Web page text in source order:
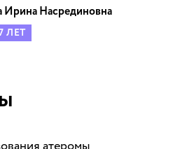
Ирина Насрединовна
ЛЕТ